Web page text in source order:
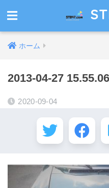
ホーム
2013-04-27
2020-09-04